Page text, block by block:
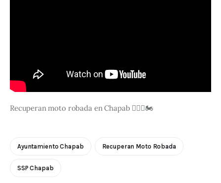
Recuperan moto robada en Chapab 👮🏼‍♀️🏍️
Ayuntamiento Chapab Recuperan Moto Robada
SSP Chapab